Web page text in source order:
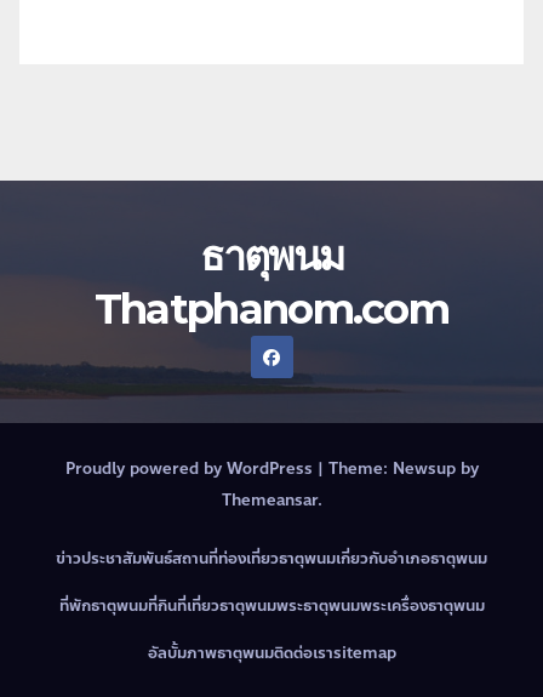
ธาตุพนม
Thatphanom.com
Proudly powered by WordPress | Theme: Newsupby
Themeansar.
ข่าวประชาสัมพันธ์สถานที่ท่องเที่ยวธาตุพนมเกี่ยวกับอำเภอธาตุพนม
ที่พักธาตุพนมที่กินที่เที่ยวธาตุพนมพระธาตุพนมพระเครื่องธาตุพนม
อัลบั้มภาพธาตุพนมติดต่อเราsitemap